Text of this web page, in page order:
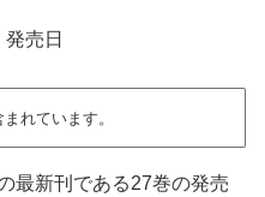
れています。
最新刊である27巻の発売